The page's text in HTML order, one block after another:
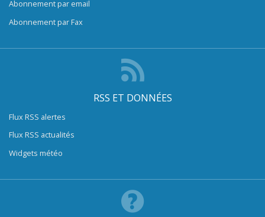
Abonnement par email
Abonnement par Fax
RSS ET DONNÉES
Flux RSS alertes
Flux RSS actualités
Widgets météo